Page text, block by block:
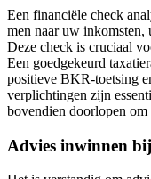
Een financiële check
men naar uw inkomsten,
Deze check is cruciaal
Een goedgekeurd
positieve BKR-toetsing
verplichtingen zijn
bovendien doorlopen om
Advies inwinnen